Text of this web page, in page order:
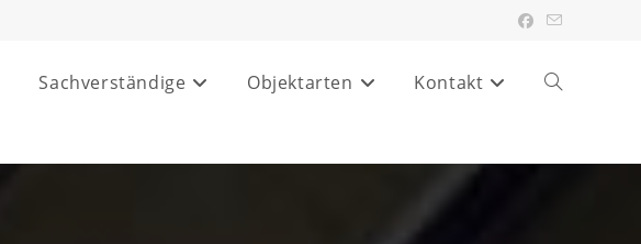
Sachverständige Objektarten Kontakt Website-
Suche